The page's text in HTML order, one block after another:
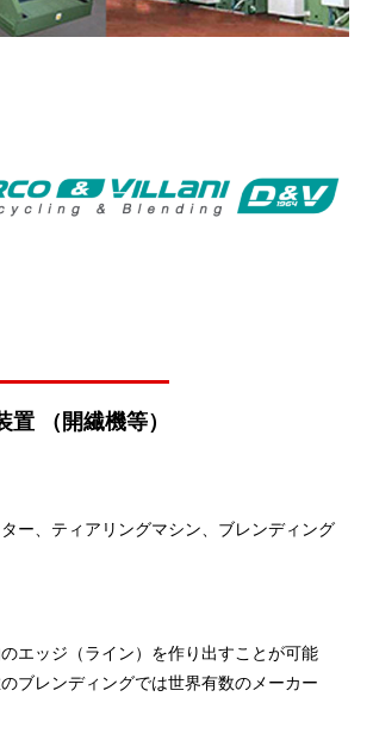
置 （開繊機等）
ー、ティアリングマシン、ブレンディング
エッジ（ライン）を作り出すことが可能
ブレンディングでは世界有数のメーカー